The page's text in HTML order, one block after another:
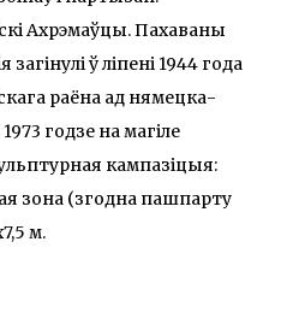
Ахрэмаўцы. Пахаваны
загінулі ў ліпені 1944 года
раёна ад нямецка-
годзе на магіле
кампазіцыя:
зона (згодна пашпарту
м.